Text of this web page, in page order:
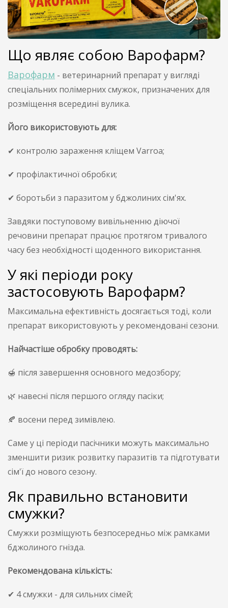
Що являє собою Варофарм?
Варофарм - ветеринарний препарат у вигляді
спеціальних полімерних смужок, призначених для
розміщення всередині вулика.
Його використовують для:
✔ контролю зараження кліщем Varroa;
✔ профілактичної обробки;
✔ боротьби з паразитом у бджолиних сім'ях.
Завдяки поступовому вивільненню діючої
речовини препарат працює протягом тривалого
часу без необхідності щоденного використання.
У які періоди року
застосовують Варофарм?
Максимальна ефективність досягається тоді, коли
препарат використовують у рекомендовані сезони.
Найчастіше обробку проводять:
🍯 після завершення основного медозбору;
🌿 навесні після першого огляду пасіки;
🍂 восени перед зимівлею.
Саме у ці періоди пасічники можуть максимально
зменшити ризик розвитку паразитів та підготувати
сім'ї до нового сезону.
Як правильно встановити
смужки?
Смужки розміщують безпосередньо між рамками
бджолиного гнізда.
Рекомендована кількість:
✔ 4 смужки - для сильних сімей;